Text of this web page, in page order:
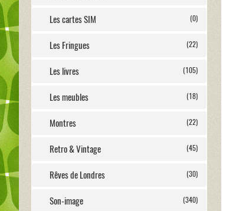
Les cartes SIM (0)
Les Fringues (22)
Les livres (105)
Les meubles (18)
Montres (22)
Retro & Vintage (45)
Rêves de Londres (30)
Son-image (340)